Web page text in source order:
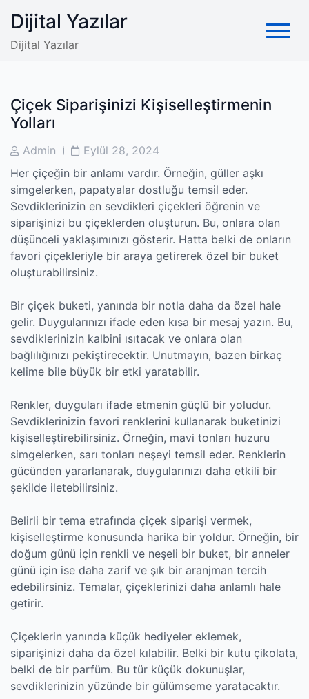
content
Dijital Yazılar
Dijital Yazılar
Çiçek Siparişinizi Kişiselleştirmenin
Yolları
PostAdmin
PostEylül 28, 2024
Her çiçeğin bir anlamı vardır. Örneğin, güller aşkı
simgelerken, papatyalar dostluğu temsil eder.
Sevdiklerinizin en sevdikleri çiçekleri öğrenin ve
siparişinizi bu çiçeklerden oluşturun. Bu, onlara olan
düşünceli yaklaşımınızı gösterir. Hatta belki de onların
favori çiçekleriyle bir araya getirerek özel bir buket
oluşturabilirsiniz.
Bir çiçek buketi, yanında bir notla daha da özel hale
gelir. Duygularınızı ifade eden kısa bir mesaj yazın. Bu,
sevdiklerinizin kalbini ısıtacak ve onlara olan
bağlılığınızı pekiştirecektir. Unutmayın, bazen birkaç
kelime bile büyük bir etki yaratabilir.
Renkler, duyguları ifade etmenin güçlü bir yoludur.
Sevdiklerinizin favori renklerini kullanarak buketinizi
kişiselleştirebilirsiniz. Örneğin, mavi tonları huzuru
simgelerken, sarı tonları neşeyi temsil eder. Renklerin
gücünden yararlanarak, duygularınızı daha etkili bir
şekilde iletebilirsiniz.
Belirli bir tema etrafında çiçek siparişi vermek,
kişiselleştirme konusunda harika bir yoldur. Örneğin, bir
doğum günü için renkli ve neşeli bir buket, bir anneler
günü için ise daha zarif ve şık bir aranjman tercih
edebilirsiniz. Temalar, çiçeklerinizi daha anlamlı hale
getirir.
Çiçeklerin yanında küçük hediyeler eklemek,
siparişinizi daha da özel kılabilir. Belki bir kutu çikolata,
belki de bir parfüm. Bu tür küçük dokunuşlar,
sevdiklerinizin yüzünde bir gülümseme yaratacaktır.